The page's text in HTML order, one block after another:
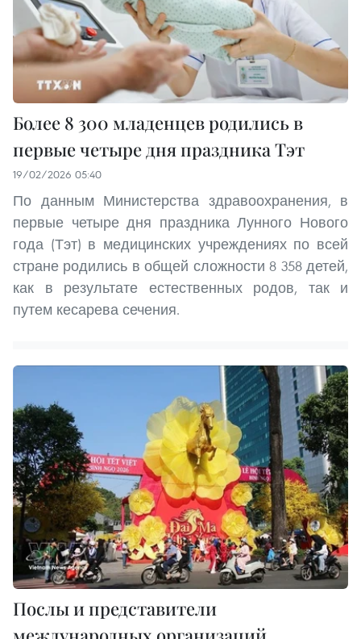
Более 8 300 младенцев родились в
первые четыре дня праздника Тэт
19/02/2026 05:40
По данным Министерства здравоохранения, в
первые четыре дня праздника Лунного Нового
года (Тэт) в медицинских учреждениях по всей
стране родились в общей сложности 8 358 детей,
как в результате естественных родов, так и
путем кесарева сечения.
Послы и представители